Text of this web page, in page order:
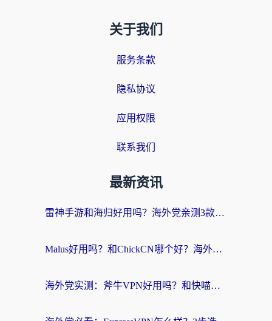
关于我们
服务条款
隐私协议
应用权限
联系我们
最新资讯
雷神手游和海归好用吗？海外党亲测3款热门回国加速器+番茄加速器深度体验
Malus好用吗？和ChickCN哪个好？海外党亲测：选对回国加速器，追剧游戏不卡顿
海外党实测：斧牛VPN好用吗？和快喵VPN对比哪个回国效果更好？附3款热门加速器深度分析